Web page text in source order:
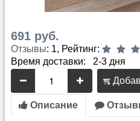
691 руб.
Отзывы: 1, Рейтинг:
Время доставки: 2-3 дня
Описание